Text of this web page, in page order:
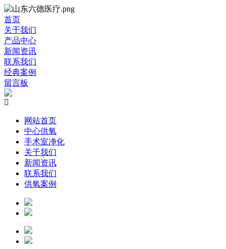
首页
关于我们
产品中心
新闻资讯
联系我们
经典案例
留言板

网站首页
中心供氧
手术室净化
关于我们
新闻资讯
联系我们
供氧案例